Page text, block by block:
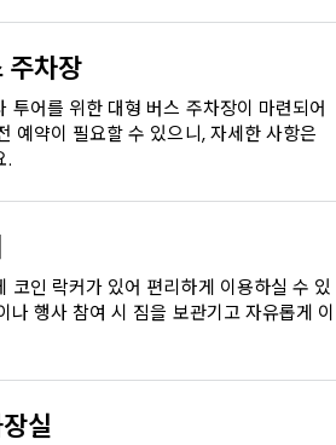
주차장
투어를 위한 대형 버스 주차장이 마련되어
예약이 필요할 수 있으니, 자세한 사항은
.
코인 락커가 있어 편리하게 이용하실 수 있
나 행사 참여 시 짐을 보관기고 자유롭게 이
실